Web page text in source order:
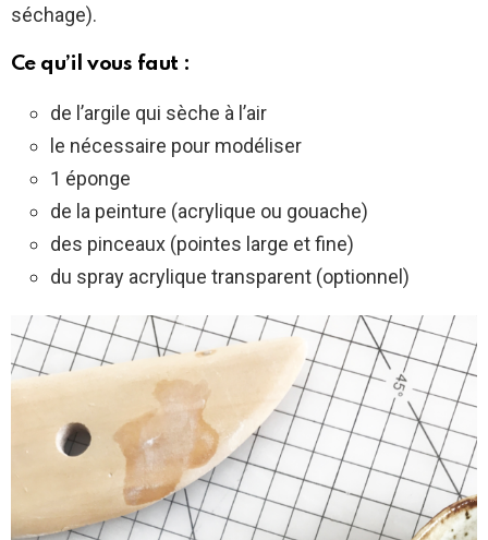
séchage).
Ce qu’il vous faut :
de l’argile qui sèche à l’air
le nécessaire pour modéliser
1 éponge
de la peinture (acrylique ou gouache)
des pinceaux (pointes large et fine)
du spray acrylique transparent (optionnel)